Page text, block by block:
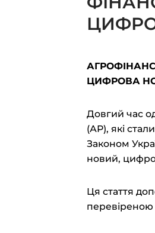
ЦИФРОВА
Довгий час
(АР), які
Законом
новий,
Ця стаття
перевіреною